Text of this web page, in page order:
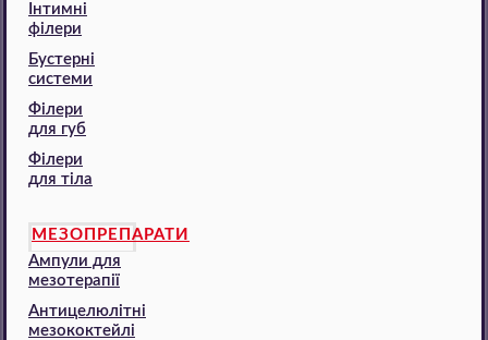
Інтимні
філери
Бустерні
системи
Філери
для губ
Філери
для тіла
МЕЗОПРЕПАРАТИ
Ампули для
мезотерапії
Антицелюлітні
мезококтейлі